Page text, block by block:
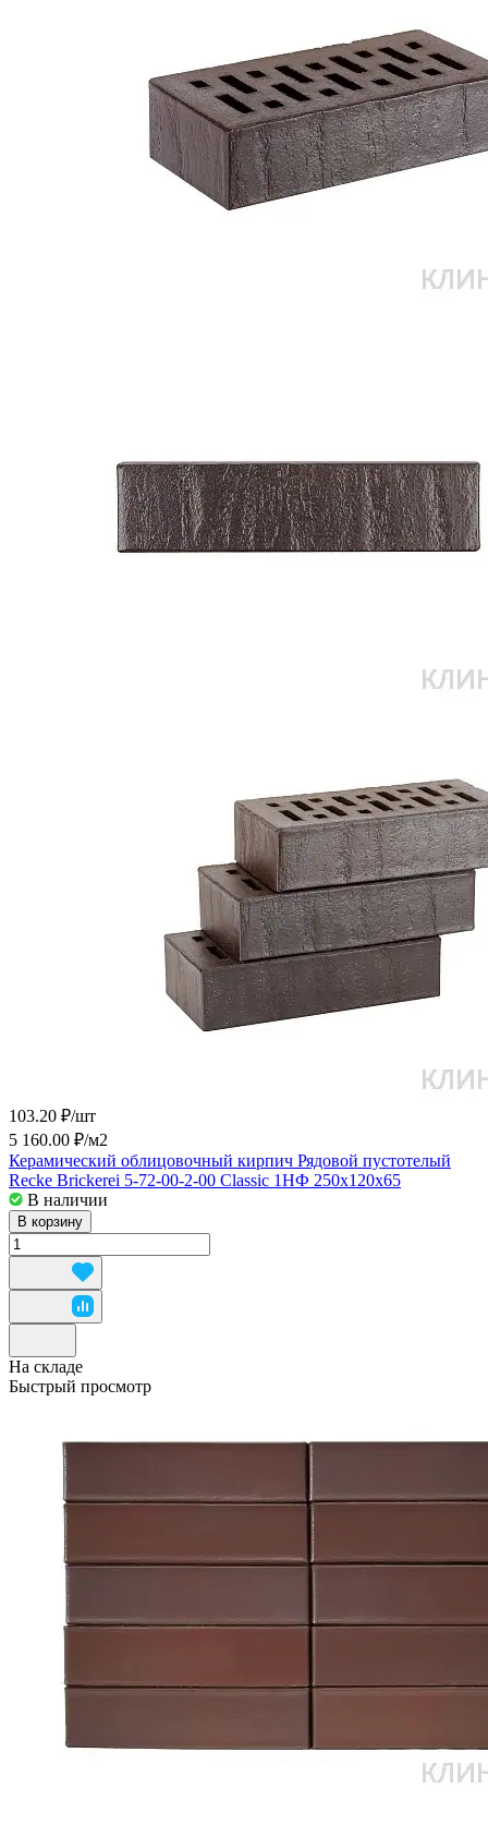
103.20 ₽/шт
5 160.00 ₽/м2
Керамический облицовочный кирпич Рядовой пустотелый
Recke Brickerei 5-72-00-2-00 Classic 1НФ 250x120x65
В наличии
В корзину
На складе
Быстрый просмотр